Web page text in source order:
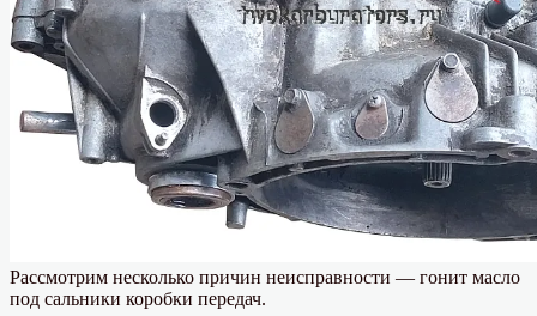
Рассмотрим несколько причин неисправности — гонит масло
под сальники коробки передач.